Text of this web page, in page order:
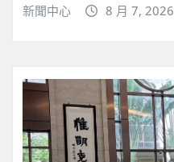
新聞中心 8 月 7, 2026